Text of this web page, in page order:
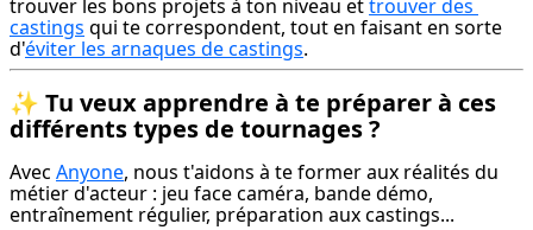
trouver les bons projets à ton niveau et trouver des
castings qui te correspondent, tout en faisant en sorte
d'éviter les arnaques de castings.
✨ Tu veux apprendre à te préparer à ces
différents types de tournages ?
Avec Anyone, nous t'aidons à te former aux réalités du
métier d'acteur : jeu face caméra, bande démo,
entraînement régulier, préparation aux castings...